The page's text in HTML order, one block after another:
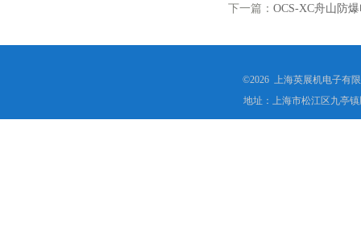
下一篇： OCS-XC舟山防
©2026 上海英展机电子有
地址：上海市松江区九亭镇